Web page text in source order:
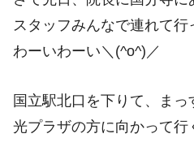
スタッフみんなで連れて
わーいわーい＼(^o^)／
国立駅北口を下りて、まっ
光プラザの方に向かって行